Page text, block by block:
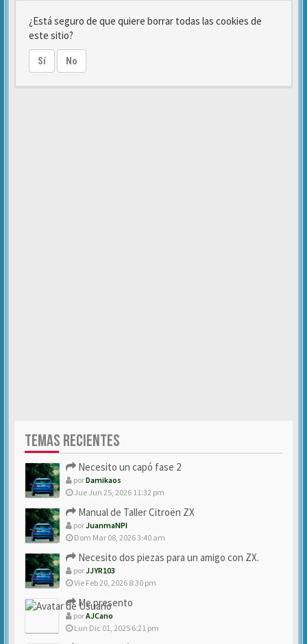
¿Está seguro de que quiere borrar todas las cookies de
este sitio?
Sí No
TEMAS RECIENTES
Necesito un capó fase 2
porDamikaos
Jue Jun 25, 2026 11:32 pm
Manual de Taller Citroën ZX
porJuanmaNPI
Dom Mar 08, 2026 3:40 am
Necesito dos piezas para un amigo con ZX.
porJJYR103
Vie Feb 20, 2026 8:30 pm
Me presento
porAJCano
Lun Dic 01, 2025 6:21 pm